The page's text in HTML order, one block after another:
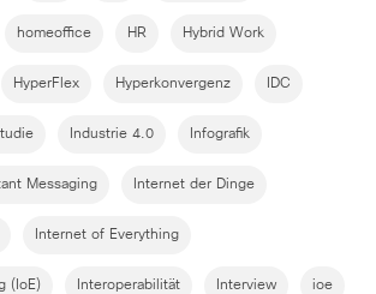
homeoffice HR Hybrid Work
HyperFlex Hyperkonvergenz IDC
Industrie 4.0 Infografik
Messaging Internet der Dinge
Internet of Everything
(IoE) Interoperabilität Interview ioe